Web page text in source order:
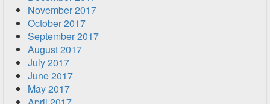
November 2017
October 2017
September 2017
August 2017
July 2017
June 2017
May 2017